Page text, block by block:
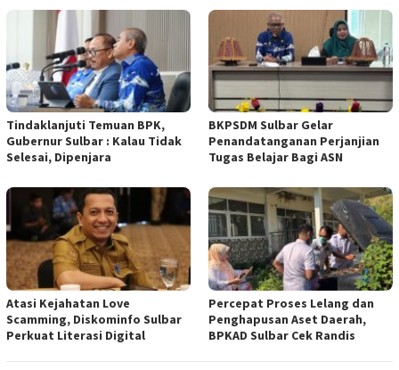
Tindaklanjuti Temuan BPK,
Gubernur Sulbar : Kalau Tidak
Selesai, Dipenjara
BKPSDM Sulbar Gelar
Penandatanganan Perjanjian
Tugas Belajar Bagi ASN
Atasi Kejahatan Love
Scamming, Diskominfo Sulbar
Perkuat Literasi Digital
Percepat Proses Lelang dan
Penghapusan Aset Daerah,
BPKAD Sulbar Cek Randis